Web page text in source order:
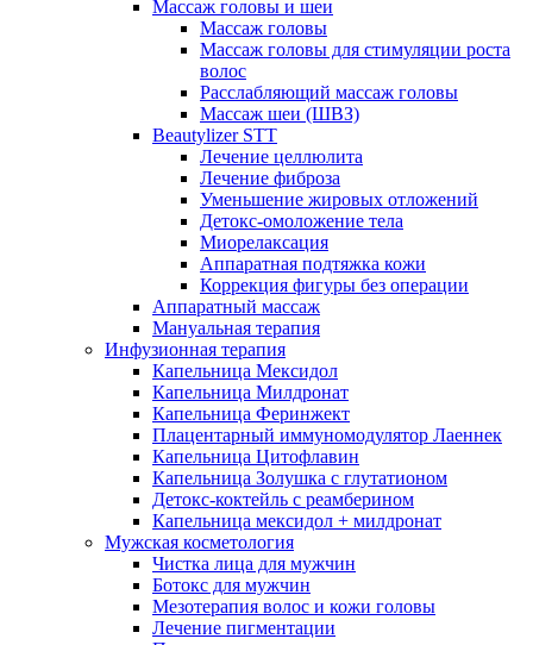
Массаж головы и шеи
Массаж головы
Массаж головы для стимуляции роста
волос
Расслабляющий массаж головы
Массаж шеи (ШВЗ)
Beautylizer STT
Лечение целлюлита
Лечение фиброза
Уменьшение жировых отложений
Детокс-омоложение тела
Миорелаксация
Аппаратная подтяжка кожи
Коррекция фигуры без операции
Аппаратный массаж
Мануальная терапия
Инфузионная терапия
Капельница Мексидол
Капельница Милдронат
Капельница Феринжект
Плацентарный иммуномодулятор Лаеннек
Капельница Цитофлавин
Капельница Золушка с глутатионом
Детокс-коктейль с реамберином
Капельница мексидол + милдронат
Мужская косметология
Чистка лица для мужчин
Ботокс для мужчин
Мезотерапия волос и кожи головы
Лечение пигментации